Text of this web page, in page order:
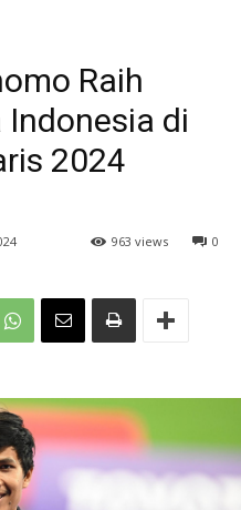
Raih
di
2024
0
963 views